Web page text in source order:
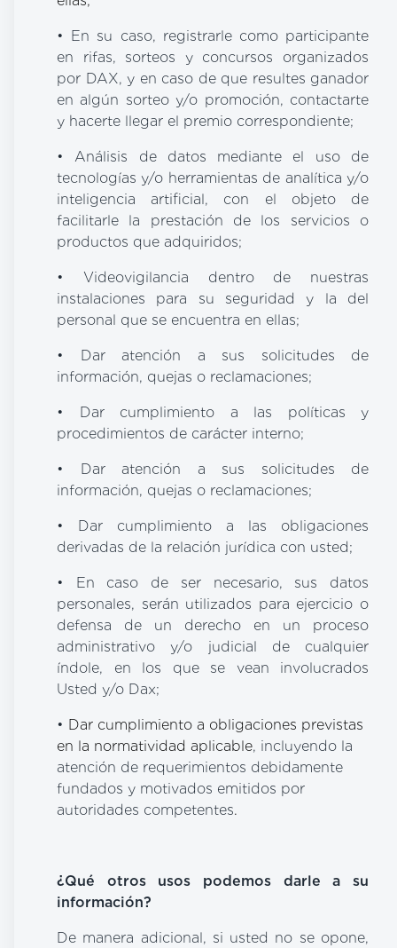
• En su caso, registrarle como participante
en rifas, sorteos y concursos organizados
por DAX, y en caso de que resultes ganador
en algún sorteo y/o promoción, contactarte
y hacerte llegar el premio correspondiente;
• Análisis de datos mediante el uso de
tecnologías y/o herramientas de analítica y/o
inteligencia artificial, con el objeto de
facilitarle la prestación de los servicios o
productos que adquiridos;
• Videovigilancia dentro de nuestras
instalaciones para su seguridad y la del
personal que se encuentra en ellas;
• Dar atención a sus solicitudes de
información, quejas o reclamaciones;
• Dar cumplimiento a las políticas y
procedimientos de carácter interno;
• Dar atención a sus solicitudes de
información, quejas o reclamaciones;
• Dar cumplimiento a las obligaciones
derivadas de la relación jurídica con usted;
• En caso de ser necesario, sus datos
personales, serán utilizados para ejercicio o
defensa de un derecho en un proceso
administrativo y/o judicial de cualquier
índole, en los que se vean involucrados
Usted y/o Dax;
• Dar cumplimiento a obligaciones previstas
en la normatividad aplicable, incluyendo la
atención de requerimientos debidamente
fundados y motivados emitidos por
autoridades competentes.
¿Qué otros usos podemos darle a su
información?
De manera adicional, si usted no se opone,